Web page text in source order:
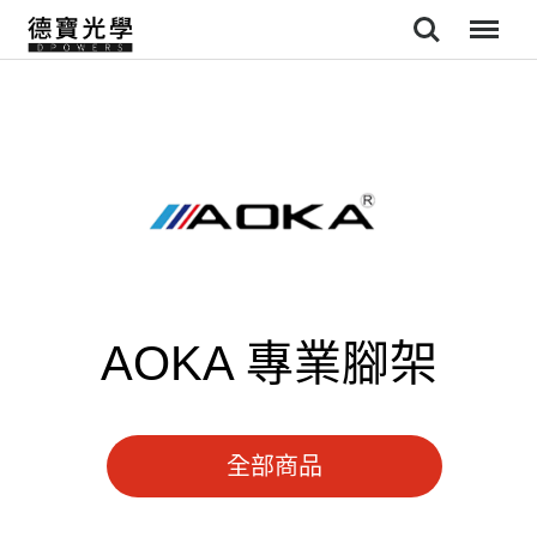
Search
AOKA 專業腳架
全部商品